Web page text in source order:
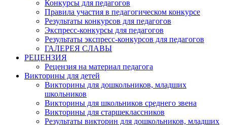
Конкурсы для педагогов
Правила участия в педагогическом конкурсе
Результаты конкурсов для педагогов
Экспресс-конкурсы для педагогов
Результаты экспресс-конкурсов для педагогов
ГАЛЕРЕЯ СЛАВЫ
РЕЦЕНЗИЯ
Рецензия на материал педагога
Викторины для детей
Викторины для дошкольников, младших
школьников
Викторины для школьников среднего звена
Викторины для старшеклассников
Результаты викторин для дошкольников, младших